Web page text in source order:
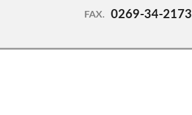
FAX. 0269-34-2173